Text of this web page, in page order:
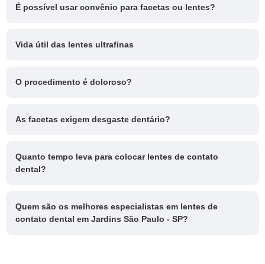
É possível usar convênio para facetas ou lentes?
Vida útil das lentes ultrafinas
O procedimento é doloroso?
As facetas exigem desgaste dentário?
Quanto tempo leva para colocar lentes de contato
dental?
Quem são os melhores especialistas em lentes de
contato dental em Jardins São Paulo - SP?